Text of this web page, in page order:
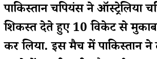
पाकिस्तान चैंपियंस ने ऑस्ट्रेलिया
शिकस्त देते हुए 10 विकेट से
कर लिया. इस मैच में पाकिस्तान